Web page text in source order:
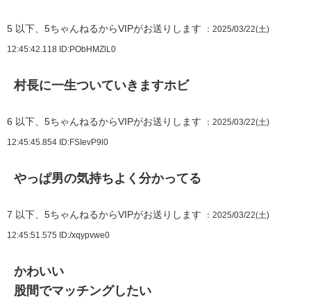
5 以下、5ちゃんねるからVIPがお送りします ：2025/03/22(土)
12:45:42.118 ID:PObHMZlL0
村長に一生ついていきますホビ
6 以下、5ちゃんねるからVIPがお送りします ：2025/03/22(土)
12:45:45.854 ID:FSIevP9l0
やっぱ男の気持ちよく分かってる
7 以下、5ちゃんねるからVIPがお送りします ：2025/03/22(土)
12:45:51.575 ID:/xqypvwe0
かわいい
股間でマッチングしたい